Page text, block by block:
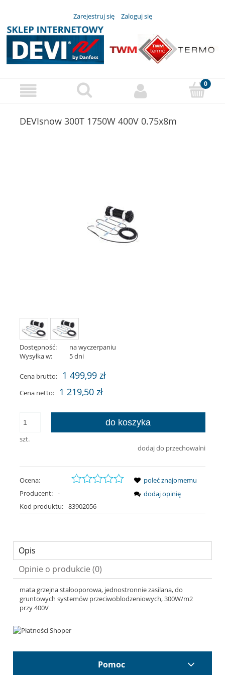
Zarejestruj się Zaloguj się
DEVIsnow 300T 1750W 400V 0.75x8m
Dostępność:
na wyczerpaniu
Wysyłka w:
5 dni
Cena brutto: 1 499,99 zł
Cena netto: 1 219,50 zł
szt.
do koszyka
dodaj do przechowalni
Ocena:
Producent: -
Kod produktu: 83902056
poleć znajomemu
dodaj opinię
Opis
Opinie o produkcie (0)
mata grzejna stałooporowa, jednostronnie zasilana, do
gruntowych systemów przeciwoblodzeniowych, 300W/m2
przy 400V
Pomoc